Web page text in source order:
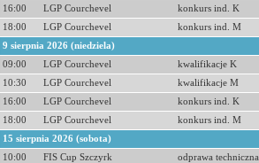
16:00
LGP Courchevel
konkurs ind. K
18:00
LGP Courchevel
konkurs ind. M
9 sierpnia 2026 (niedziela)
09:00
LGP Courchevel
kwalifikacje K
10:30
LGP Courchevel
kwalifikacje M
16:00
LGP Courchevel
konkurs ind. K
18:00
LGP Courchevel
konkurs ind. M
15 sierpnia 2026 (sobota)
10:00
FIS Cup Szczyrk
odprawa techniczna